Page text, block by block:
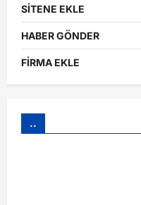
SİTENE EKLE
HABER GÖNDER
FİRMA EKLE
..